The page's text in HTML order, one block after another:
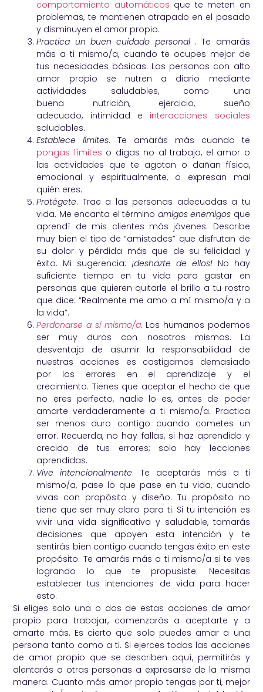
comportamiento automáticos que te meten en
problemas, te mantienen atrapado en el pasado
y disminuyen el amor propio.
Practica un buen cuidado personal. Te amarás
más a ti mismo/a, cuando te ocupes mejor de
tus necesidades básicas. Las personas con alto
amor propio se nutren a diario mediante
actividades saludables, como una
buena nutrición, ejercicio, sueño
adecuado, intimidad e interacciones sociales
saludables.
Establece límites. Te amarás más cuando te
pongas límites o digas no al trabajo, el amor o
las actividades que te agotan o dañan física,
emocional y espiritualmente, o expresan mal
quién eres.
Protégete. Trae a las personas adecuadas a tu
vida. Me encanta el término amigos enemigos que
aprendí de mis clientes más jóvenes. Describe
muy bien el tipo de “amistades” que disfrutan de
su dolor y pérdida más que de su felicidad y
éxito. Mi sugerencia:¡deshazte de ellos!No hay
suficiente tiempo en tu vida para gastar en
personas que quieren quitarle el brillo a tu rostro
que dice: “Realmente me amo a mí mismo/a y a
la vida”.
Perdonarse a sí mismo/a. Los humanos podemos
ser muy duros con nosotros mismos. La
desventaja de asumir la responsabilidad de
nuestras acciones es castigarnos demasiado
por los errores en el aprendizaje y el
crecimiento. Tienes que aceptar el hecho de que
no eres perfecto, nadie lo es, antes de poder
amarte verdaderamente a ti mismo/a. Practica
ser menos duro contigo cuando cometes un
error. Recuerda, no hay fallas, si haz aprendido y
crecido de tus errores; solo hay lecciones
aprendidas.
Vive intencionalmente. Te aceptarás más a ti
mismo/a, pase lo que pase en tu vida, cuando
vivas con propósito y diseño. Tu propósito no
tiene que ser muy claro para ti. Si tu intención es
vivir una vida significativa y saludable, tomarás
decisiones que apoyen esta intención y te
sentirás bien contigo cuando tengas éxito en este
propósito. Te amarás más a ti mismo/a si te ves
logrando lo que te propusiste. Necesitas
establecer tus intenciones de vida para hacer
esto.
Si eliges solo una o dos de estas acciones de amor
propio para trabajar, comenzarás a aceptarte y a
amarte más. Es cierto que solo puedes amar a una
persona tanto como a ti. Si ejerces todas las acciones
de amor propio que se describen aquí, permitirás y
alentarás a otras personas a expresarse de la misma
manera. Cuanto más amor propio tengas por ti, mejor